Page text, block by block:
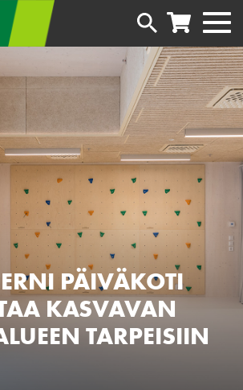
PÄIVÄKOTI
KASVAVAN
TARPEISIIN